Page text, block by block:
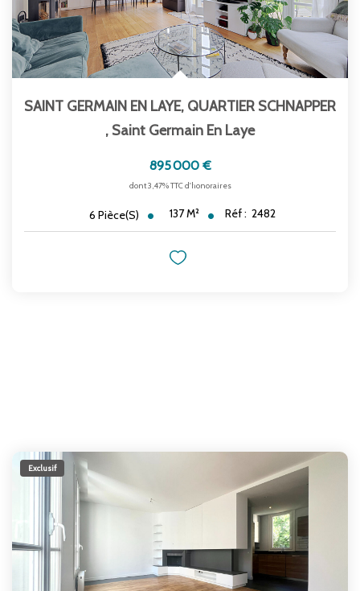
SAINT GERMAIN EN LAYE, QUARTIER SCHNAPPER
, Saint Germain En Laye
895 000 €
dont 3,47% TTC d'honoraires
6 Pièce(s) 137M² Réf : 2482
Exclusif